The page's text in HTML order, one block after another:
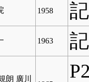
1958
1963
朗 廣川